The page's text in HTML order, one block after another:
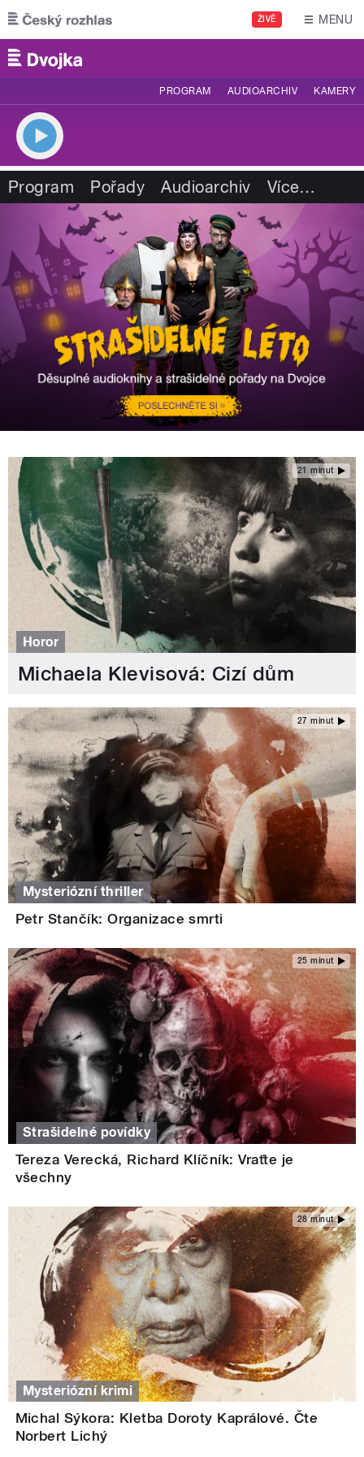
Přejít k hlavnímu obsahu
ŽIVĚ MENU
PROGRAM AUDIOARCHIV KAMERY
Program Pořady Audioarchiv Více…
21 minut
Horor
Michaela Klevisová: Cizí dům
27 minut
Mysteriózní thriller
Petr Stančík: Organizace smrti
25 minut
Strašidelné povídky
Tereza Verecká, Richard Klíčník: Vraťte je
všechny
28 minut
Mysteriózní krimi
Michal Sýkora: Kletba Doroty Kaprálové. Čte
Norbert Lichý